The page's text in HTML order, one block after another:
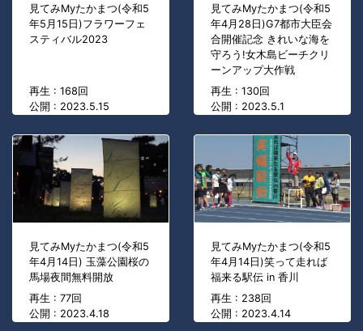
見てみMyたかまつ(令和5
年5月15日)フラワーフェ
スティバル2023
再生 : 168回
公開 : 2023.5.15
見てみMyたかまつ(令和5
年4月28日)G7都市大臣会
合開催記念 きれいな海を
守ろう!女木島ビーチクリ
ーンアップ大作戦
再生 : 130回
公開 : 2023.5.1
見てみMyたかまつ(令和5
年4月14日) 玉藻公園桜の
馬場夜間無料開放
再生 : 77回
公開 : 2023.4.18
見てみMyたかまつ(令和5
年4月14日)笑って走れば
福来る駅伝 in 香川
再生 : 238回
公開 : 2023.4.14